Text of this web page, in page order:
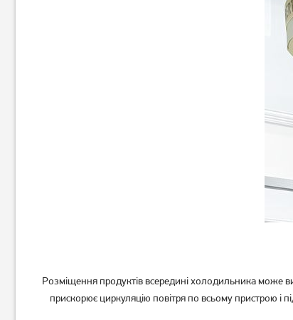
Холодильник
Розміщення продуктів всередині холодильника може
прискорює циркуляцію повітря по всьому пристрою і